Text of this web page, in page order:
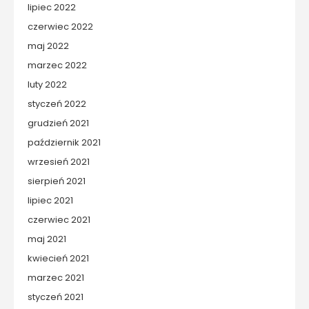
lipiec 2022
czerwiec 2022
maj 2022
marzec 2022
luty 2022
styczeń 2022
grudzień 2021
październik 2021
wrzesień 2021
sierpień 2021
lipiec 2021
czerwiec 2021
maj 2021
kwiecień 2021
marzec 2021
styczeń 2021